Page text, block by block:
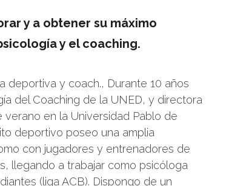
y a obtener su máximo
y el coaching.
deportiva y coach., Durante 10 años
del Coaching de la UNED, y directora
en la Universidad Pablo de
deportivo poseo una amplia
con jugadores y entrenadores de
llegando a trabajar como psicóloga
(liga ACB). Dispongo de un